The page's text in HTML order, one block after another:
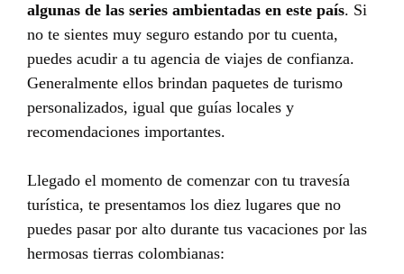
algunas de las series ambientadas en este país. Si
no te sientes muy seguro estando por tu cuenta,
puedes acudir a tu agencia de viajes de confianza.
Generalmente ellos brindan paquetes de turismo
personalizados, igual que guías locales y
recomendaciones importantes.
Llegado el momento de comenzar con tu travesía
turística, te presentamos los diez lugares que no
puedes pasar por alto durante tus vacaciones por las
hermosas tierras colombianas: